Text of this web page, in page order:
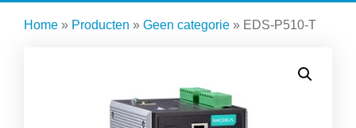
Home » Producten » Geen categorie » EDS-P510-T